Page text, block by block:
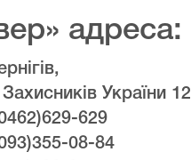
адреса:
України 12
629
08-84